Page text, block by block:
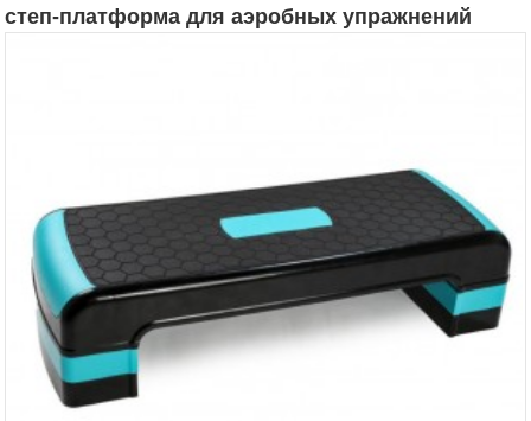
степ-платформа для аэробных упражнений